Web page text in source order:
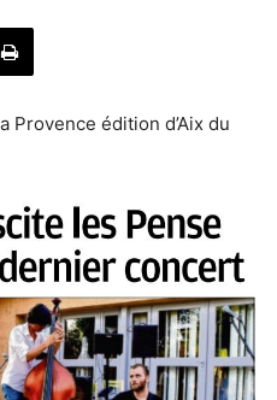
Provence édition d’Aix du